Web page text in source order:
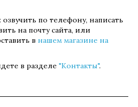
по телефону, написать
на почту сайта, или
в нашем магазине на
в разделе"Контакты".